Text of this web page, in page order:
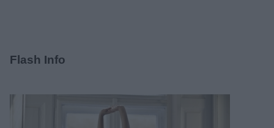
Flash Info